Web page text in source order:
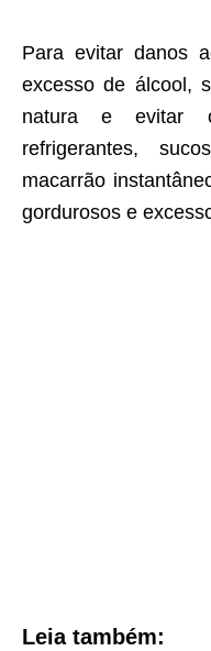
Para evitar danos
excesso de álcool,
natura e evitar
refrigerantes,
macarrão
gordurosos e
Leia também: